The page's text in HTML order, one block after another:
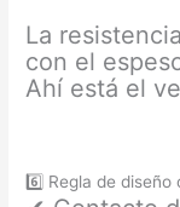
La
con el
Ahí está el
6️⃣ Regla de diseño